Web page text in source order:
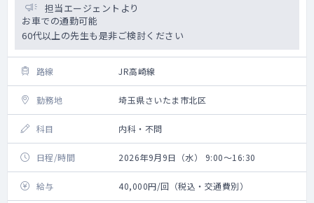
担当エージェントより
お車での通勤可能
60代以上の先生も是非ご検討ください
路線 JR高崎線
勤務地 埼玉県さいたま市北区
科目 内科・不問
日程/時間 2026年9月9日（水） 9:00～16:30
給与 40,000円/回（税込・交通費別）